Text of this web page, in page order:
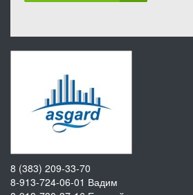
8 (383) 209-33-70
8-913-724-06-01 Вадим